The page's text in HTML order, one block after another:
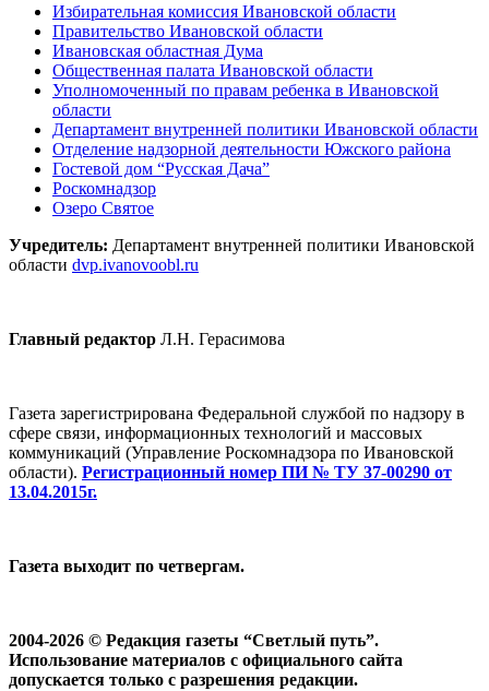
Избирательная комиссия Ивановской области
Правительство Ивановской области
Ивановская областная Дума
Общественная палата Ивановской области
Уполномоченный по правам ребенка в Ивановской
области
Департамент внутренней политики Ивановской области
Отделение надзорной деятельности Южского района
Гостевой дом “Русская Дача”
Роскомнадзор
Озеро Святое
Учредитель: Департамент внутренней политики Ивановской
области dvp.ivanovoobl.ru
Главный редактор Л.Н. Герасимова
Газета зарегистрирована Федеральной службой по надзору в
сфере связи, информационных технологий и массовых
коммуникаций (Управление Роскомнадзора по Ивановской
области). Регистрационный номер ПИ № ТУ 37-00290 от
13.04.2015г.
Газета выходит по четвергам.
2004-2026 © Редакция газеты “Светлый путь”.
Использование материалов с официального сайта
допускается только с разрешения редакции.